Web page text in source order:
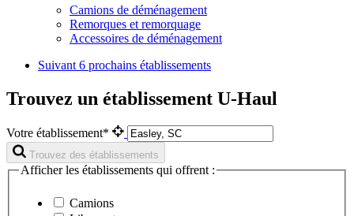
Camions de déménagement
Remorques et remorquage
Accessoires de déménagement
Suivant 6 prochains établissements
Trouvez un établissement U-Haul
Votre établissement*
Trouvez des établissements
Afficher les établissements qui offrent :
Camions